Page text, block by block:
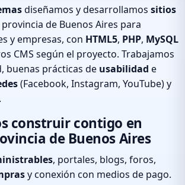
diseñamos y desarrollamos sitios
de Buenos Aires para
y empresas, con HTML5, PHP, MySQL
CMS según el proyecto. Trabajamos
buenas prácticas de usabilidad e
(Facebook, Instagram, YouTube) y
.
construir contigo en
de Buenos Aires
, portales, blogs, foros,
y conexión con medios de pago.